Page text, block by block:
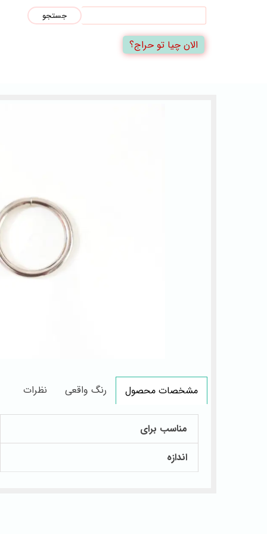
جستجو
الان چیا تو حراج؟
مشخصات محصول رنگ واقعی نظرات
مناسب برای
اندازه